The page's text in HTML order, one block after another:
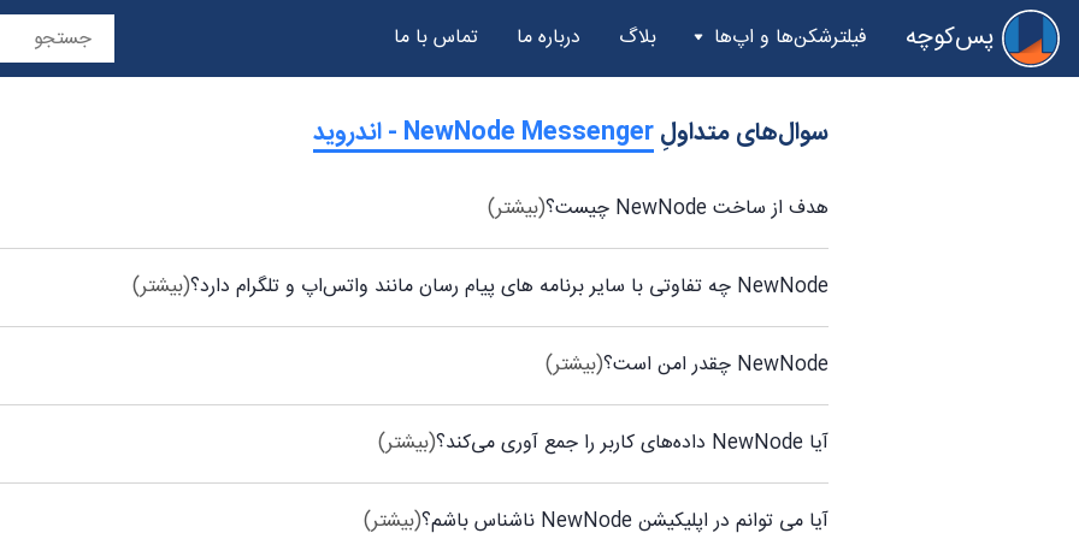
پس‌کوچه فیلترشکن‌ها و اپ‌ها بلاگ درباره ما تماس با ما
سوال‌های متداولِ‫NewNode Messenger - اندروید
هدف از ساخت NewNode چیست؟ (بیشتر)
NewNode چه تفاوتی با سایر برنامه های پیام رسان مانند واتس‌اپ و تلگرام دارد؟ (بیشتر)
NewNode چقدر امن است؟ (بیشتر)
آیا NewNode داده‌های کاربر را جمع آوری می‌کند؟ (بیشتر)
آیا می توانم در اپلیکیشن NewNode ناشناس باشم؟ (بیشتر)